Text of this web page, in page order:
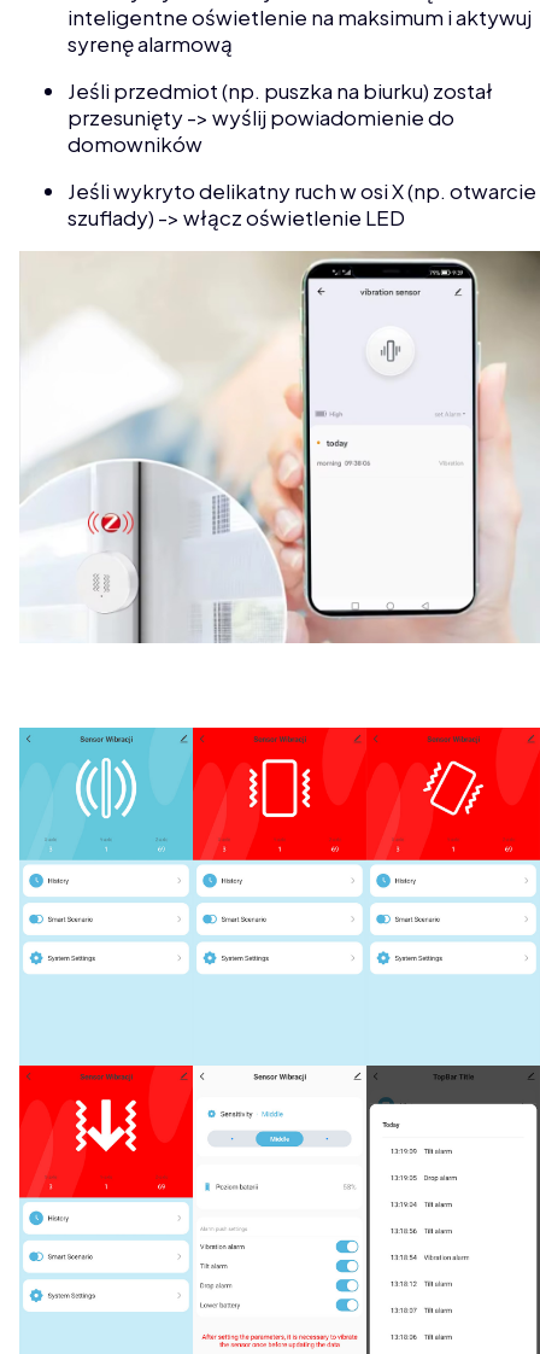
inteligentne oświetlenie na maksimum i aktywuj
syrenę alarmową
Jeśli przedmiot (np. puszka na biurku) został
przesunięty -> wyślij powiadomienie do
domowników
Jeśli wykryto delikatny ruch w osi X (np. otwarcie
szuflady) -> włącz oświetlenie LED